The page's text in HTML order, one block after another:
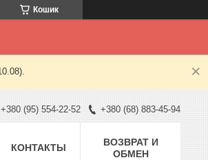
Кошик
+380 (95) 554-22-52 +380 (68) 883-45-94
КОНТАКТЫ
ВОЗВРАТ И
ОБМЕН